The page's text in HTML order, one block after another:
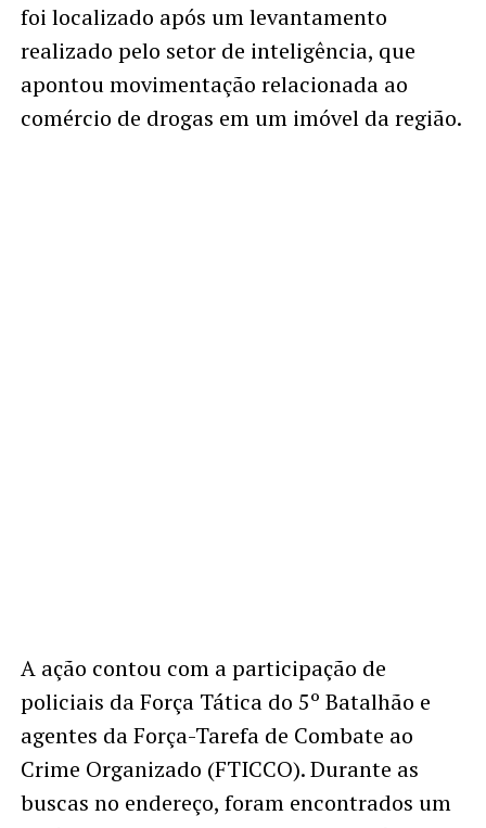
foi localizado após um levantamento
realizado pelo setor de inteligência, que
apontou movimentação relacionada ao
comércio de drogas em um imóvel da região.
A ação contou com a participação de
policiais da Força Tática do 5º Batalhão e
agentes da Força-Tarefa de Combate ao
Crime Organizado (FTICCO). Durante as
buscas no endereço, foram encontrados um